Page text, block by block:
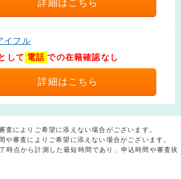
詳細はこちら
イフル
して 電話 での在籍確認なし
詳細はこちら
によりご希望に添えない場合がございます。
審査によりご希望に添えない場合がございます。
時点から計測した最短時間であり、申込時間や審査状